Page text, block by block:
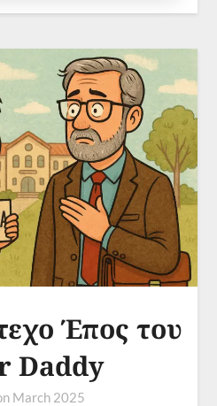
Έπος του
Daddy
March 2025